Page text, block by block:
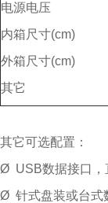
电源电压
内箱尺寸(cm)
外箱尺寸(cm)
其它
其它可选配置：
Ø USB数据接口，
Ø 针式盘装或台式